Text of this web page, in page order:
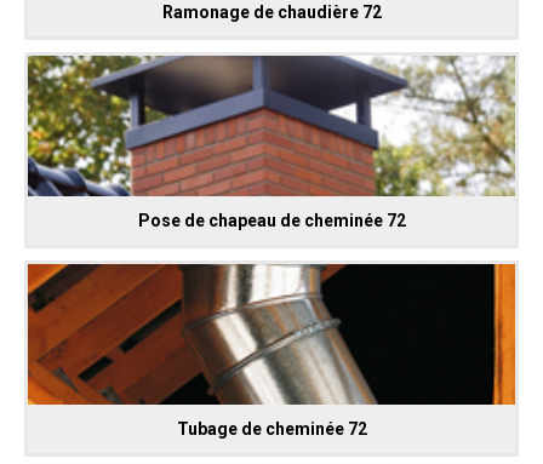
Ramonage de chaudière 72
Pose de chapeau de cheminée 72
Tubage de cheminée 72